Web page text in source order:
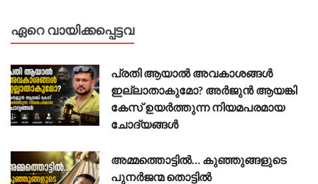
ഏറെ വായിക്കപ്പെട്ടവ
പ്രതി ആയാൽ അവകാശങ്ങൾ
ഇല്ലാതാകുമോ? അർജുൻ ആയങ്കി
കേസ് ഉയർത്തുന്ന നിയമപരമായ
ചോദ്യങ്ങൾ
അമ്മത്തൊട്ടിൽ… കുഞ്ഞുങ്ങളുടെ
പുനർജന്മ തൊട്ടിൽ